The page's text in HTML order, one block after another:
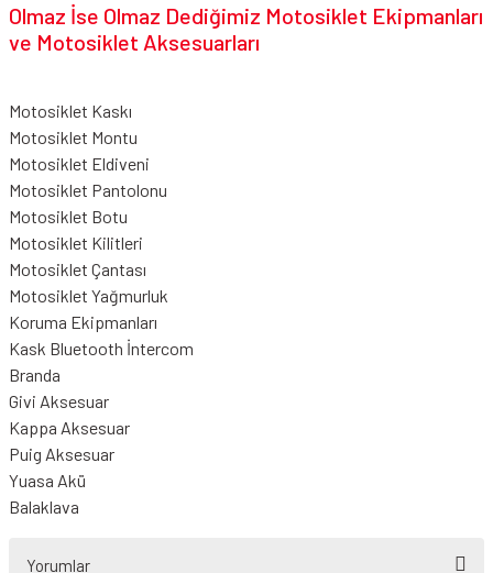
Olmaz İse Olmaz Dediğimiz Motosiklet Ekipmanları
ve Motosiklet Aksesuarları
Motosiklet Kaskı
Motosiklet Montu
Motosiklet Eldiveni
Motosiklet Pantolonu
Motosiklet Botu
Motosiklet Kilitleri
Motosiklet Çantası
Motosiklet Yağmurluk
Koruma Ekipmanları
Kask Bluetooth İntercom
Branda
Givi Aksesuar
Kappa Aksesuar
Puig Aksesuar
Yuasa Akü
Balaklava
Yorumlar